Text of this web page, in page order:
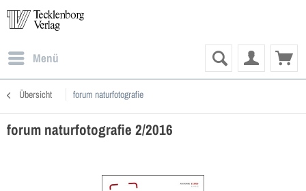
Menü
Übersicht forum naturfotografie
forum naturfotografie 2/2016